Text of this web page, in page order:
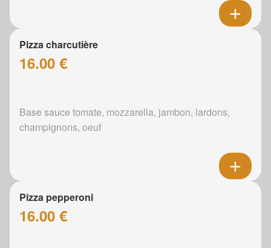
Pizza charcutière
16.00 €
Base sauce tomate, mozzarella, jambon, lardons,
champignons, oeuf
Pizza pepperoni
16.00 €